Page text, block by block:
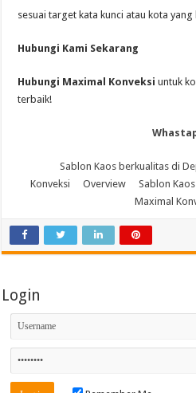
sesuai target kata kunci atau kota yang
Hubungi Kami Sekarang
Hubungi Maximal Konveksi untuk
terbaik!
Sablon Kaos berkualitas di
Konveksi
Overview
Sablon
Maximal
Login